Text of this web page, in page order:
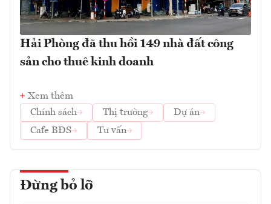
Hải Phòng đã thu hồi 149 nhà đất công
sản cho thuê kinh doanh
Xem thêm
Chính sách
Thị trường
Dự án
Cafe BĐS
Tư vấn
Đừng bỏ lỡ